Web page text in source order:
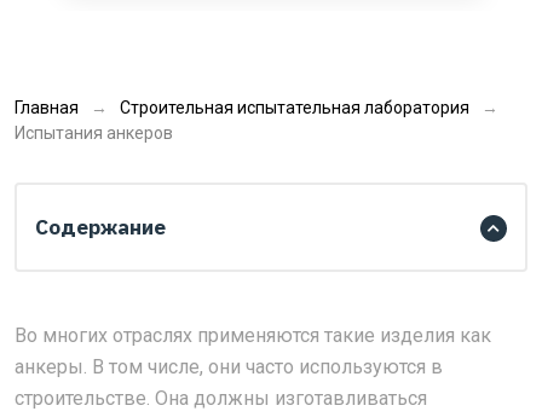
Главная
Строительная испытательная лаборатория
Испытания анкеров
Содержание
Во многих отраслях применяются такие изделия как
анкеры. В том числе, они часто используются в
строительстве. Она должны изготавливаться